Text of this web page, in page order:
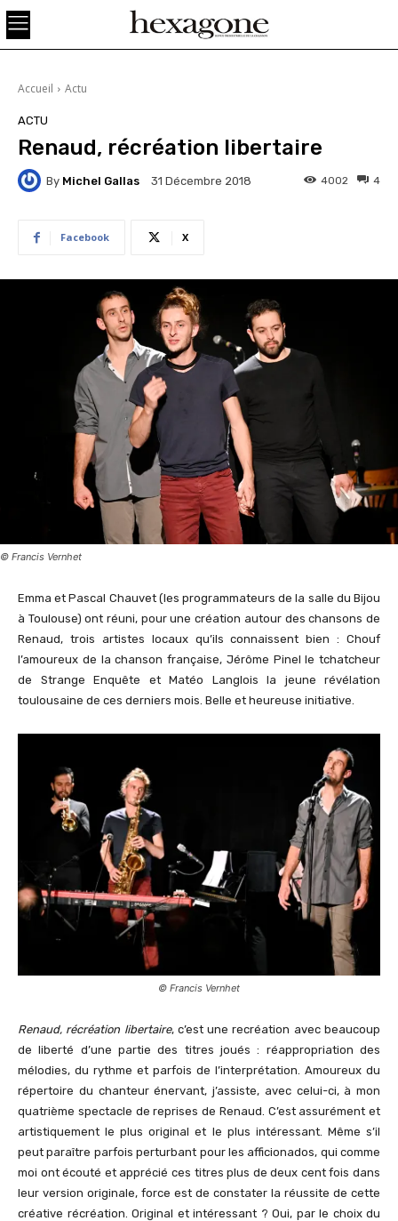
Accueil Actu
ACTU
Renaud, récréation libertaire
By Michel Gallas 31 Décembre 2018 4
4002
Facebook X
© Francis Vernhet
Emma et Pascal Chauvet (les programmateurs de la salle du Bijou
à Toulouse) ont réuni, pour une création autour des chansons de
Renaud, trois artistes locaux qu’ils connaissent bien : Chouf
l’amoureux de la chanson française, Jérôme Pinel le tchatcheur
de Strange Enquête et Matéo Langlois la jeune révélation
toulousaine de ces derniers mois. Belle et heureuse initiative.
© Francis Vernhet
Renaud, récréation libertaire, c’est une recréation avec beaucoup
de liberté d’une partie des titres joués : réappropriation des
mélodies, du rythme et parfois de l’interprétation. Amoureux du
répertoire du chanteur énervant, j’assiste, avec celui-ci, à mon
quatrième spectacle de reprises de Renaud. C’est assurément et
artistiquement le plus original et le plus intéressant. Même s’il
peut paraître parfois perturbant pour les afficionados, qui comme
moi ont écouté et apprécié ces titres plus de deux cent fois dans
leur version originale, force est de constater la réussite de cette
créative récréation. Original et intéressant ? Oui, par le choix du